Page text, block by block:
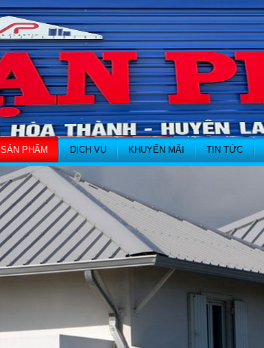
SẢN PHẨM DỊCH VỤ KHUYẾN MÃI TIN TỨC